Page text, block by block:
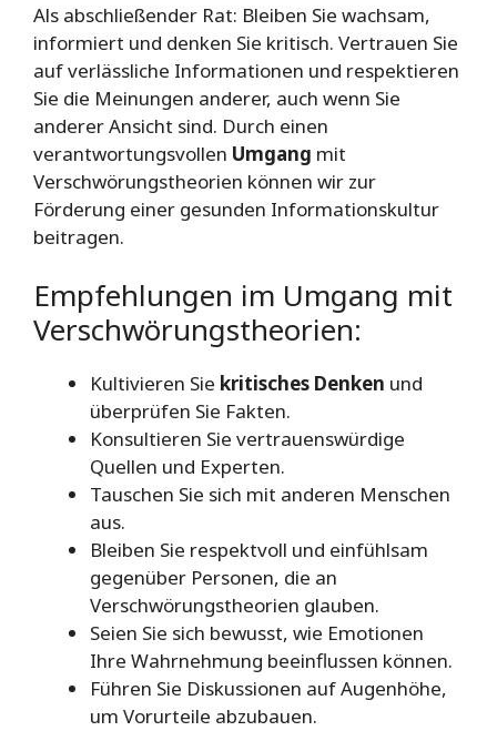
Als abschließender Rat: Bleiben Sie wachsam,
informiert und denken Sie kritisch. Vertrauen Sie
auf verlässliche Informationen und respektieren
Sie die Meinungen anderer, auch wenn Sie
anderer Ansicht sind. Durch einen
verantwortungsvollen Umgang mit
Verschwörungstheorien können wir zur
Förderung einer gesunden Informationskultur
beitragen.
Empfehlungen im Umgang mit
Verschwörungstheorien:
Kultivieren Sie kritisches Denken und
überprüfen Sie Fakten.
Konsultieren Sie vertrauenswürdige
Quellen und Experten.
Tauschen Sie sich mit anderen Menschen
aus.
Bleiben Sie respektvoll und einfühlsam
gegenüber Personen, die an
Verschwörungstheorien glauben.
Seien Sie sich bewusst, wie Emotionen
Ihre Wahrnehmung beeinflussen können.
Führen Sie Diskussionen auf Augenhöhe,
um Vorurteile abzubauen.